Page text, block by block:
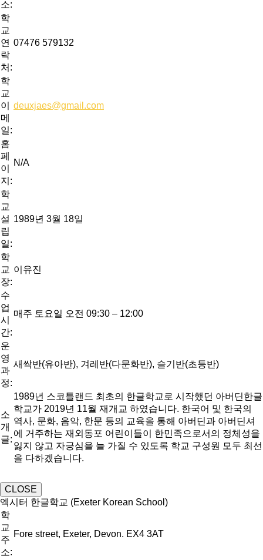
소:
학
교
연
락
처:
07476 579132
학
교
이
메
일:
deuxjaes@gmail.com
홈
페
이
지:
N/A
학
교
설
립
일:
1989년 3월 18일
학
교
장:
이유진
수
업
시
간:
매주 토요일 오전 09:30 – 12:00
운
영
과
정:
새싹반(유아반), 겨레반(다문화반), 슬기반(초등반)
소
개
글:
1989년 스코틀랜드 최초의 한글학교로 시작했던 아버딘한글
학교가 2019년 11월 재개교 하였습니다. 한국어 및 한국의
역사, 문화, 음악, 한문 등의 교육을 통해 아버딘과 아버딘셔
에 거주하는 재외동포 어린이들이 한민족으로서의 정체성을
잃지 않고 자긍심을 늘 가질 수 있도록 학교 구성원 모두 최선
을 다하겠습니다.
CLOSE
엑시터 한글학교 (Exeter Korean School)
학
교
주
소:
Fore street, Exeter, Devon. EX4 3AT